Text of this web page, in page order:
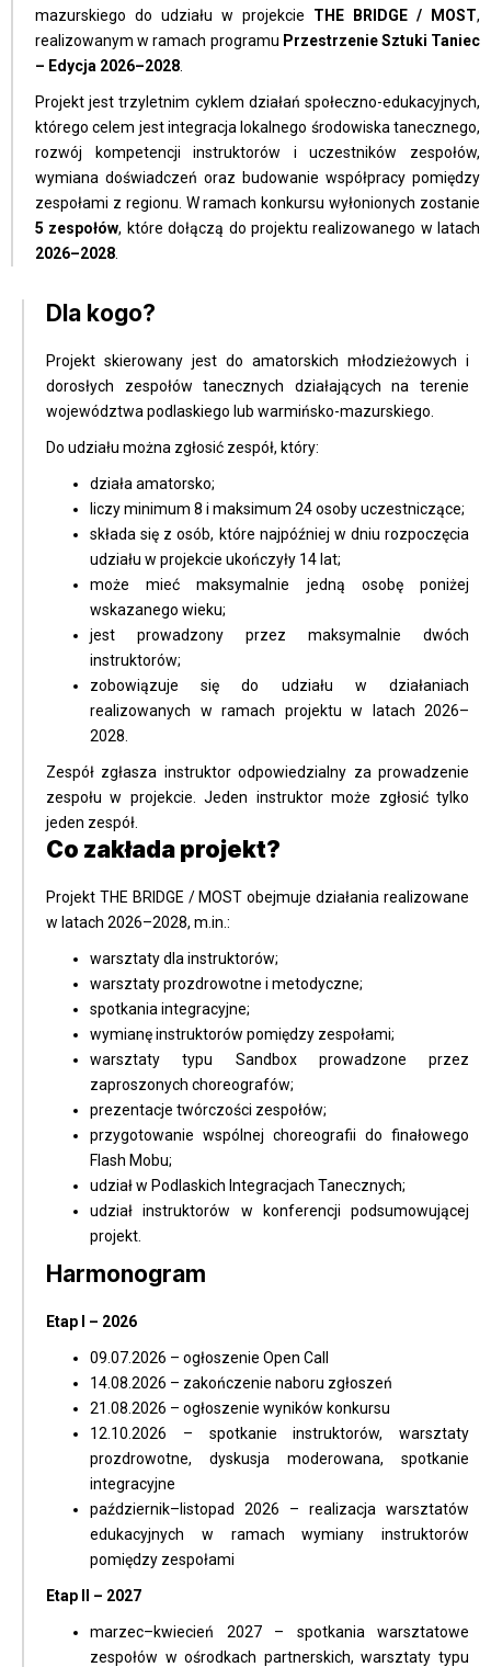
mazurskiego do udziału w projekcie THE BRIDGE / MOST,
realizowanym w ramach programu Przestrzenie Sztuki Taniec
– Edycja 2026–2028
Projekt jest trzyletnim cyklem działań społeczno-edukacyjnych,
którego celem jest integracja lokalnego środowiska tanecznego,
rozwój kompetencji instruktorów i uczestników zespołów,
wymiana doświadczeń oraz budowanie współpracy pomiędzy
zespołami z regionu. W ramach konkursu wyłonionych zostanie
5 zespołów, które dołączą do projektu realizowanego w latach
2026–2028
Dla kogo?
Projekt skierowany jest do amatorskich młodzieżowych i
dorosłych zespołów tanecznych działających na terenie
województwa podlaskiego lub warmińsko-mazurskiego.
Do udziału można zgłosić zespół, który:
działa amatorsko;
liczy minimum 8 i maksimum 24 osoby uczestniczące;
składa się z osób, które najpóźniej w dniu rozpoczęcia
udziału w projekcie ukończyły 14 lat;
może mieć maksymalnie jedną osobę poniżej
wskazanego wieku;
jest prowadzony przez maksymalnie dwóch
instruktorów;
zobowiązuje się do udziału w działaniach
realizowanych w ramach projektu w latach 2026–
2028.
Zespół zgłasza instruktor odpowiedzialny za prowadzenie
zespołu w projekcie. Jeden instruktor może zgłosić tylko
jeden zespół.
Co zakłada projekt?
Projekt THE BRIDGE / MOST obejmuje działania realizowane
w latach 2026–2028, m.in.:
warsztaty dla instruktorów;
warsztaty prozdrowotne i metodyczne;
spotkania integracyjne;
wymianę instruktorów pomiędzy zespołami;
warsztaty typu Sandbox prowadzone przez
zaproszonych choreografów;
prezentacje twórczości zespołów;
przygotowanie wspólnej choreografii do finałowego
Flash Mobu;
udział w Podlaskich Integracjach Tanecznych;
udział instruktorów w konferencji podsumowującej
projekt.
Harmonogram
Etap I – 2026
09.07.2026 – ogłoszenie Open Call
14.08.2026 – zakończenie naboru zgłoszeń
21.08.2026 – ogłoszenie wyników konkursu
12.10.2026 – spotkanie instruktorów, warsztaty
prozdrowotne, dyskusja moderowana, spotkanie
integracyjne
październik–listopad 2026 – realizacja warsztatów
edukacyjnych w ramach wymiany instruktorów
pomiędzy zespołami
Etap II – 2027
marzec–kwiecień 2027 – spotkania warsztatowe
zespołów w ośrodkach partnerskich, warsztaty typu